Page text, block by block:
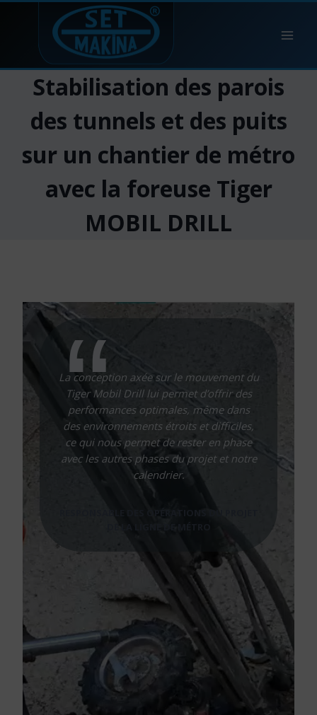
Skip
Stabilisation des parois
des tunnels et des puits
sur un chantier de métro
avec la foreuse Tiger
MOBIL DRILL
La conception axée sur le mouvement du
Tiger Mobil Drill lui permet d’offrir des
performances optimales, même dans
des environnements étroits et difficiles,
ce qui nous permet de rester en phase
avec les autres phases du projet et notre
calendrier.